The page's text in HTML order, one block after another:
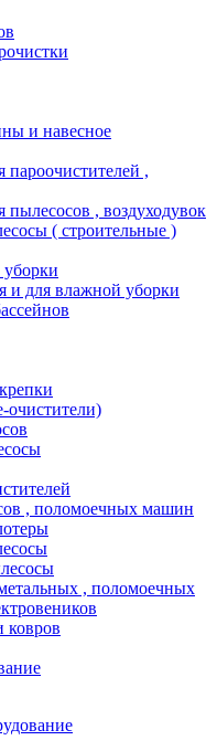
и навесное
,
, воздуходувок
( строительные )
для влажной уборки
, поломоечных машин
, поломоечных
ковров